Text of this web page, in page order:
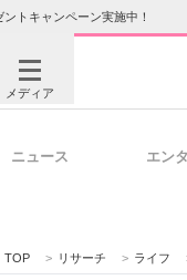
トキャンペーン実施中！
メディア
ニュース エン
TOP > リサーチ > ライフ